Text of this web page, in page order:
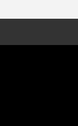
atteindre 80 à 100 km/h
Il parcourt la basse vallée
le littoral